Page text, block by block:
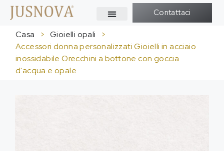
Contattaci
Casa > Gioielli opali
>
Accessori donna personalizzati Gioielli in acciaio
inossidabile Orecchini a bottone con goccia
d'acqua e opale